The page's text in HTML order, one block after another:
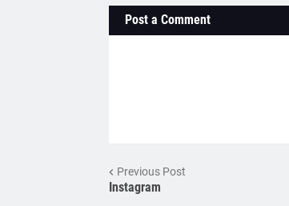
Post a Comment
Previous Post
Instagram